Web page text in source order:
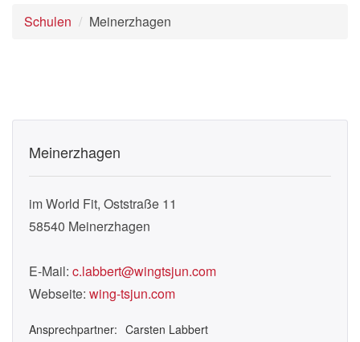
Schulen Meinerzhagen
Meinerzhagen
im World Fit, Oststraße 11
58540 Meinerzhagen
E-Mail: c.labbert@wingtsjun.com
Webseite: wing-tsjun.com
Ansprechpartner: Carsten Labbert